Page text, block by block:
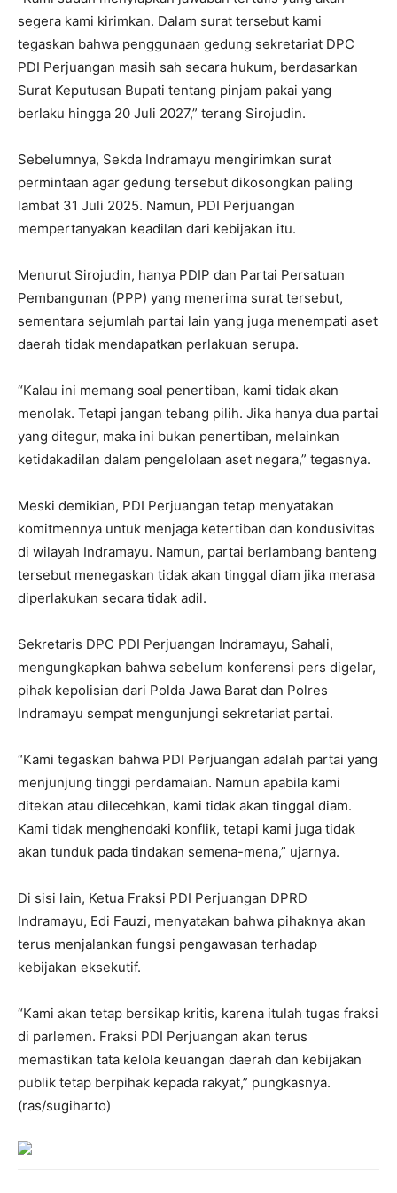
segera kami kirimkan. Dalam surat tersebut kami
tegaskan bahwa penggunaan gedung sekretariat DPC
PDI Perjuangan masih sah secara hukum, berdasarkan
Surat Keputusan Bupati tentang pinjam pakai yang
berlaku hingga 20 Juli 2027,” terang Sirojudin.
Sebelumnya, Sekda Indramayu mengirimkan surat
permintaan agar gedung tersebut dikosongkan paling
lambat 31 Juli 2025. Namun, PDI Perjuangan
mempertanyakan keadilan dari kebijakan itu.
Menurut Sirojudin, hanya PDIP dan Partai Persatuan
Pembangunan (PPP) yang menerima surat tersebut,
sementara sejumlah partai lain yang juga menempati aset
daerah tidak mendapatkan perlakuan serupa.
“Kalau ini memang soal penertiban, kami tidak akan
menolak. Tetapi jangan tebang pilih. Jika hanya dua partai
yang ditegur, maka ini bukan penertiban, melainkan
ketidakadilan dalam pengelolaan aset negara,” tegasnya.
Meski demikian, PDI Perjuangan tetap menyatakan
komitmennya untuk menjaga ketertiban dan kondusivitas
di wilayah Indramayu. Namun, partai berlambang banteng
tersebut menegaskan tidak akan tinggal diam jika merasa
diperlakukan secara tidak adil.
Sekretaris DPC PDI Perjuangan Indramayu, Sahali,
mengungkapkan bahwa sebelum konferensi pers digelar,
pihak kepolisian dari Polda Jawa Barat dan Polres
Indramayu sempat mengunjungi sekretariat partai.
“Kami tegaskan bahwa PDI Perjuangan adalah partai yang
menjunjung tinggi perdamaian. Namun apabila kami
ditekan atau dilecehkan, kami tidak akan tinggal diam.
Kami tidak menghendaki konflik, tetapi kami juga tidak
akan tunduk pada tindakan semena-mena,” ujarnya.
Di sisi lain, Ketua Fraksi PDI Perjuangan DPRD
Indramayu, Edi Fauzi, menyatakan bahwa pihaknya akan
terus menjalankan fungsi pengawasan terhadap
kebijakan eksekutif.
“Kami akan tetap bersikap kritis, karena itulah tugas fraksi
di parlemen. Fraksi PDI Perjuangan akan terus
memastikan tata kelola keuangan daerah dan kebijakan
publik tetap berpihak kepada rakyat,” pungkasnya.
(ras/sugiharto)